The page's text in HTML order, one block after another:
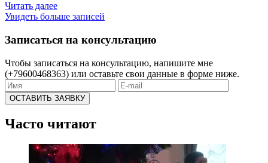
Читать далее
Увидеть больше записей
Записаться на консультацию
Чтобы записаться на консультацию, напишите мне
(+79600468363) или оставьте свои данные в форме ниже.
Часто читают